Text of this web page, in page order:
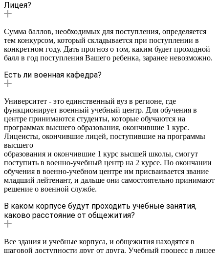
Лицея?
Сумма баллов, необходимых для поступления, определяется
тем конкурсом, который складывается при поступлении в
конкретном году. Дать прогноз о том, каким будет проходной
балл в год поступления Вашего ребенка, заранее невозможно.
Есть ли военная кафедра?
Университет - это единственный вуз в регионе, где
функционирует военный учебный центр. Для обучения в
центре принимаются студенты, которые обучаются на
программах высшего образования, окончившие 1 курс.
Лицеисты, окончившие лицей, поступившие на программы
высшего
образования и окончившие 1 курс высшей школы, смогут
поступить в военно-учебный центр на 2 курсе. По окончании
обучения в военно-учебном центре им присваивается звание
младший лейтенант, и дальше они самостоятельно принимают
решение о военной службе.
В каком корпусе будут проходить учебные занятия,
каково расстояние от общежития?
Все здания и учебные корпуса, и общежития находятся в
шаговой доступности друг от друга. Учебный процесс в лицее